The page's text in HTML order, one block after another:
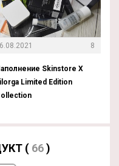
8
Skinstore X
Limited Edition
( 66)